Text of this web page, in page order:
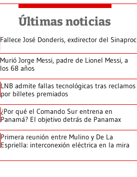
Últimas noticias
Fallece José Donderis, exdirector del Sinaproc
Murió Jorge Messi, padre de Lionel Messi, a
los 68 años
LNB admite fallas tecnológicas tras reclamos
por billetes premiados
¿Por qué el Comando Sur entrena en
Panamá? El objetivo detrás de Panamax
Primera reunión entre Mulino y De La
Espriella: interconexión eléctrica en la mira